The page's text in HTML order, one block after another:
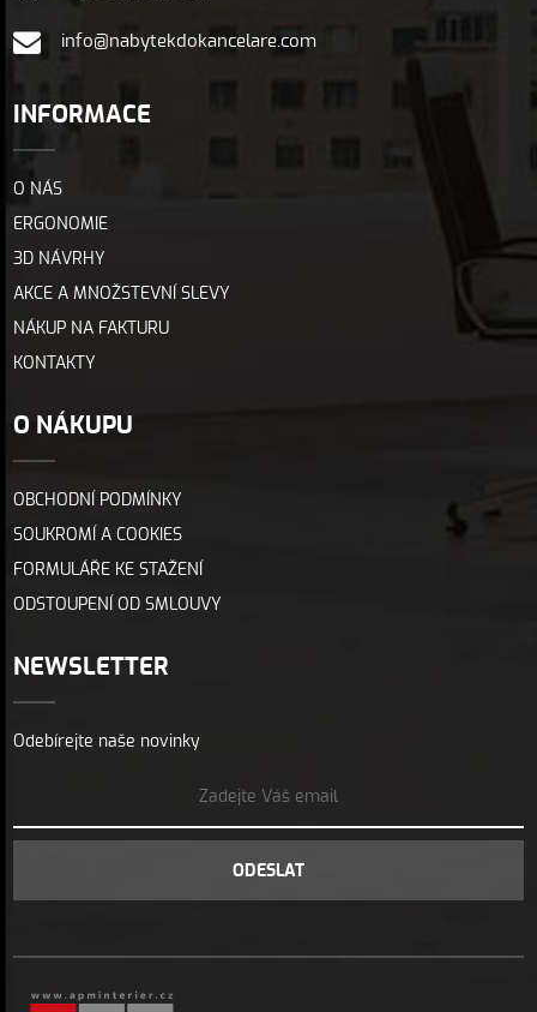
info@nabytekdokancelare.com
INFORMACE
O NÁS
ERGONOMIE
3D NÁVRHY
AKCE A MNOŽSTEVNÍ SLEVY
NÁKUP NA FAKTURU
KONTAKTY
O NÁKUPU
OBCHODNÍ PODMÍNKY
SOUKROMÍ A COOKIES
FORMULÁŘE KE STAŽENÍ
ODSTOUPENÍ OD SMLOUVY
NEWSLETTER
Odebírejte naše novinky
ODESLAT